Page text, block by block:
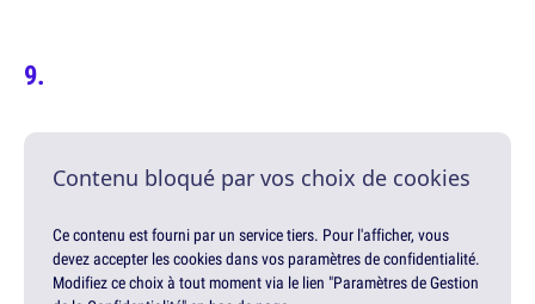
Contenu bloqué par vos choix de cookies
Ce contenu est fourni par un service tiers. Pour l'afficher, vous
devez accepter les cookies dans vos paramètres de confidentialité.
Modifiez ce choix à tout moment via le lien "Paramètres de Gestion